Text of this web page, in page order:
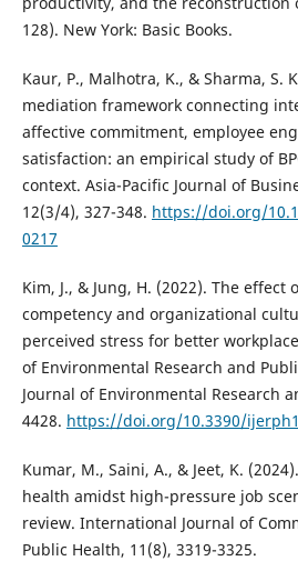
128). New York: Basic Books.
Kaur, P., Malhotra, K., & Sharma, S.
mediation framework connecting
affective commitment, employee
satisfaction: an empirical study of
context. Asia-Pacific Journal of
12(3/4), 327-348. https://doi.org/
0217
Kim, J., & Jung, H. (2022). The effect
competency and organizational
perceived stress for better
of Environmental Research and
Journal of Environmental Research
4428. https://doi.org/10.3390/
Kumar, M., Saini, A., & Jeet, K.
health amidst high-pressure job
review. International Journal of
Public Health, 11(8), 3319-3325.